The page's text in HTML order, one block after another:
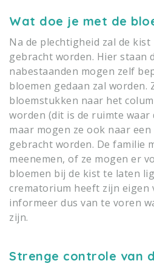
Wat doe je met de
Na de plechtigheid zal de
gebracht worden. Hier staan
nabestaanden mogen zelf
bloemen gedaan zal worden.
bloemstukken naar het
worden (dit is de ruimte waar
maar mogen ze ook naar
gebracht worden. De familie
meenemen, of ze mogen er
bloemen bij de kist te laten
crematorium heeft zijn eigen
informeer dus van te voren
zijn.
Strenge controle van